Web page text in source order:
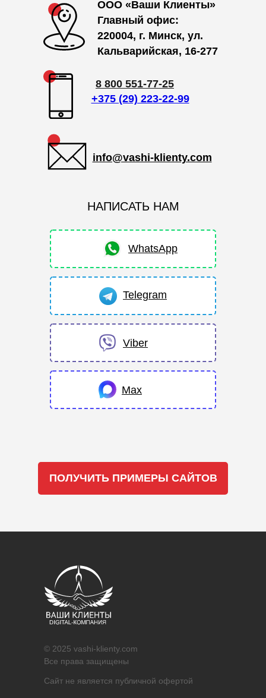
WhatsApp
Telegram
Max
info@vashi-klienty.com
ООО «Ваши Клиенты»
Главный офис:
220004, г. Минск, ул.
Кальварийская, 16-277
+375 (29) 223-22-99
8 800 551-77-25
НАПИСАТЬ НАМ
Viber
ПОЛУЧИТЬ ПРИМЕРЫ САЙТОВ
Сайт не является публичной офертой
© 2025 vashi-klienty.com
Все права защищены